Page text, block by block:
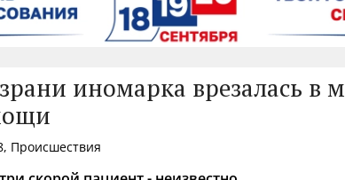
иномарка врезалась в
Происшествия